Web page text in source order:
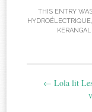
THIS ENTRY
HYDROÉLECTRIQUE,
KERANGAL
← Lola lit